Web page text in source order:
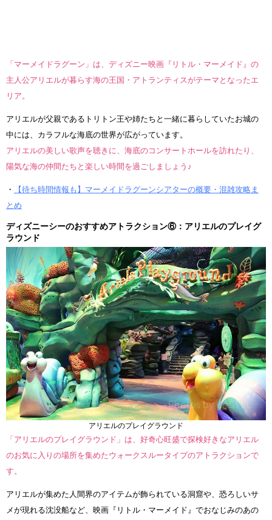
「マーメイドラグーン」は、ディズニー映画『リトル・マーメイド』の
主人公アリエルが暮らす海の王国・アトランティスがテーマとなったエ
リア。
アリエルが父親であるトリトン王や姉たちと一緒に暮らしていたお城の
中には、カラフルな海底の世界が広がっています。
アリエルの美しい歌声を聴きに、海底のコンサートホールを訪れたり、
陽気な海の仲間たちと楽しい時間を過ごしましょう♪
・
【待ち時間情報も】マーメイドラグーンシアターの概要・混雑攻略ま
とめ
ディズニーシーのおすすめアトラクション⑥：アリエルのプレイグ
ラウンド
アリエルのプレイグラウンド
「アリエルのプレイグラウンド」は、好奇心旺盛で探検好きなアリエル
のお気に入りの場所を集めたウォークスルータイプのアトラクションで
す。
アリエルが集めた人間界のアイテムが飾られている洞窟や、恐ろしいサ
メが現れる沈没船など、映画『リトル・マーメイド』でおなじみのあの